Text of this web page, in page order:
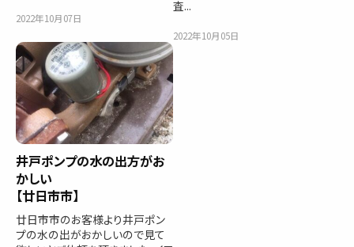
2022年10月07日
査...
2022年10月05日
井戸ポンプの水の出方がお
かしい
【廿日市市】
廿日市市のお客様より井戸ポン
プの水の出がおかしいので見て